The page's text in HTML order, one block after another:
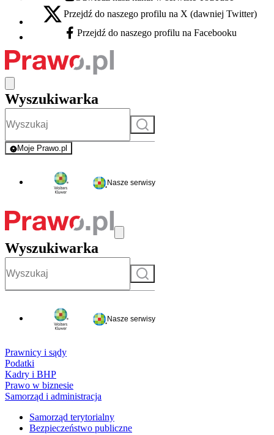
Youtube - otwiera się w nowej karcie
X - otwiera się w nowej karcie
Przejdź do naszego profilu na X (dawniej Twitter)
Facebook - otwiera się w nowej karcie
Przejdź do naszego profilu na Facebooku
Wyszukiwarka
Szukaj
Moje Prawo.pl
- rejestracja i logowanie do serwisu
Nasze serwisy
Wyszukiwarka
Szukaj
Nasze serwisy
Prawnicy i sądy
Podatki
Kadry i BHP
Prawo w biznesie
Samorząd i administracja
Samorząd terytorialny
Bezpieczeństwo publiczne